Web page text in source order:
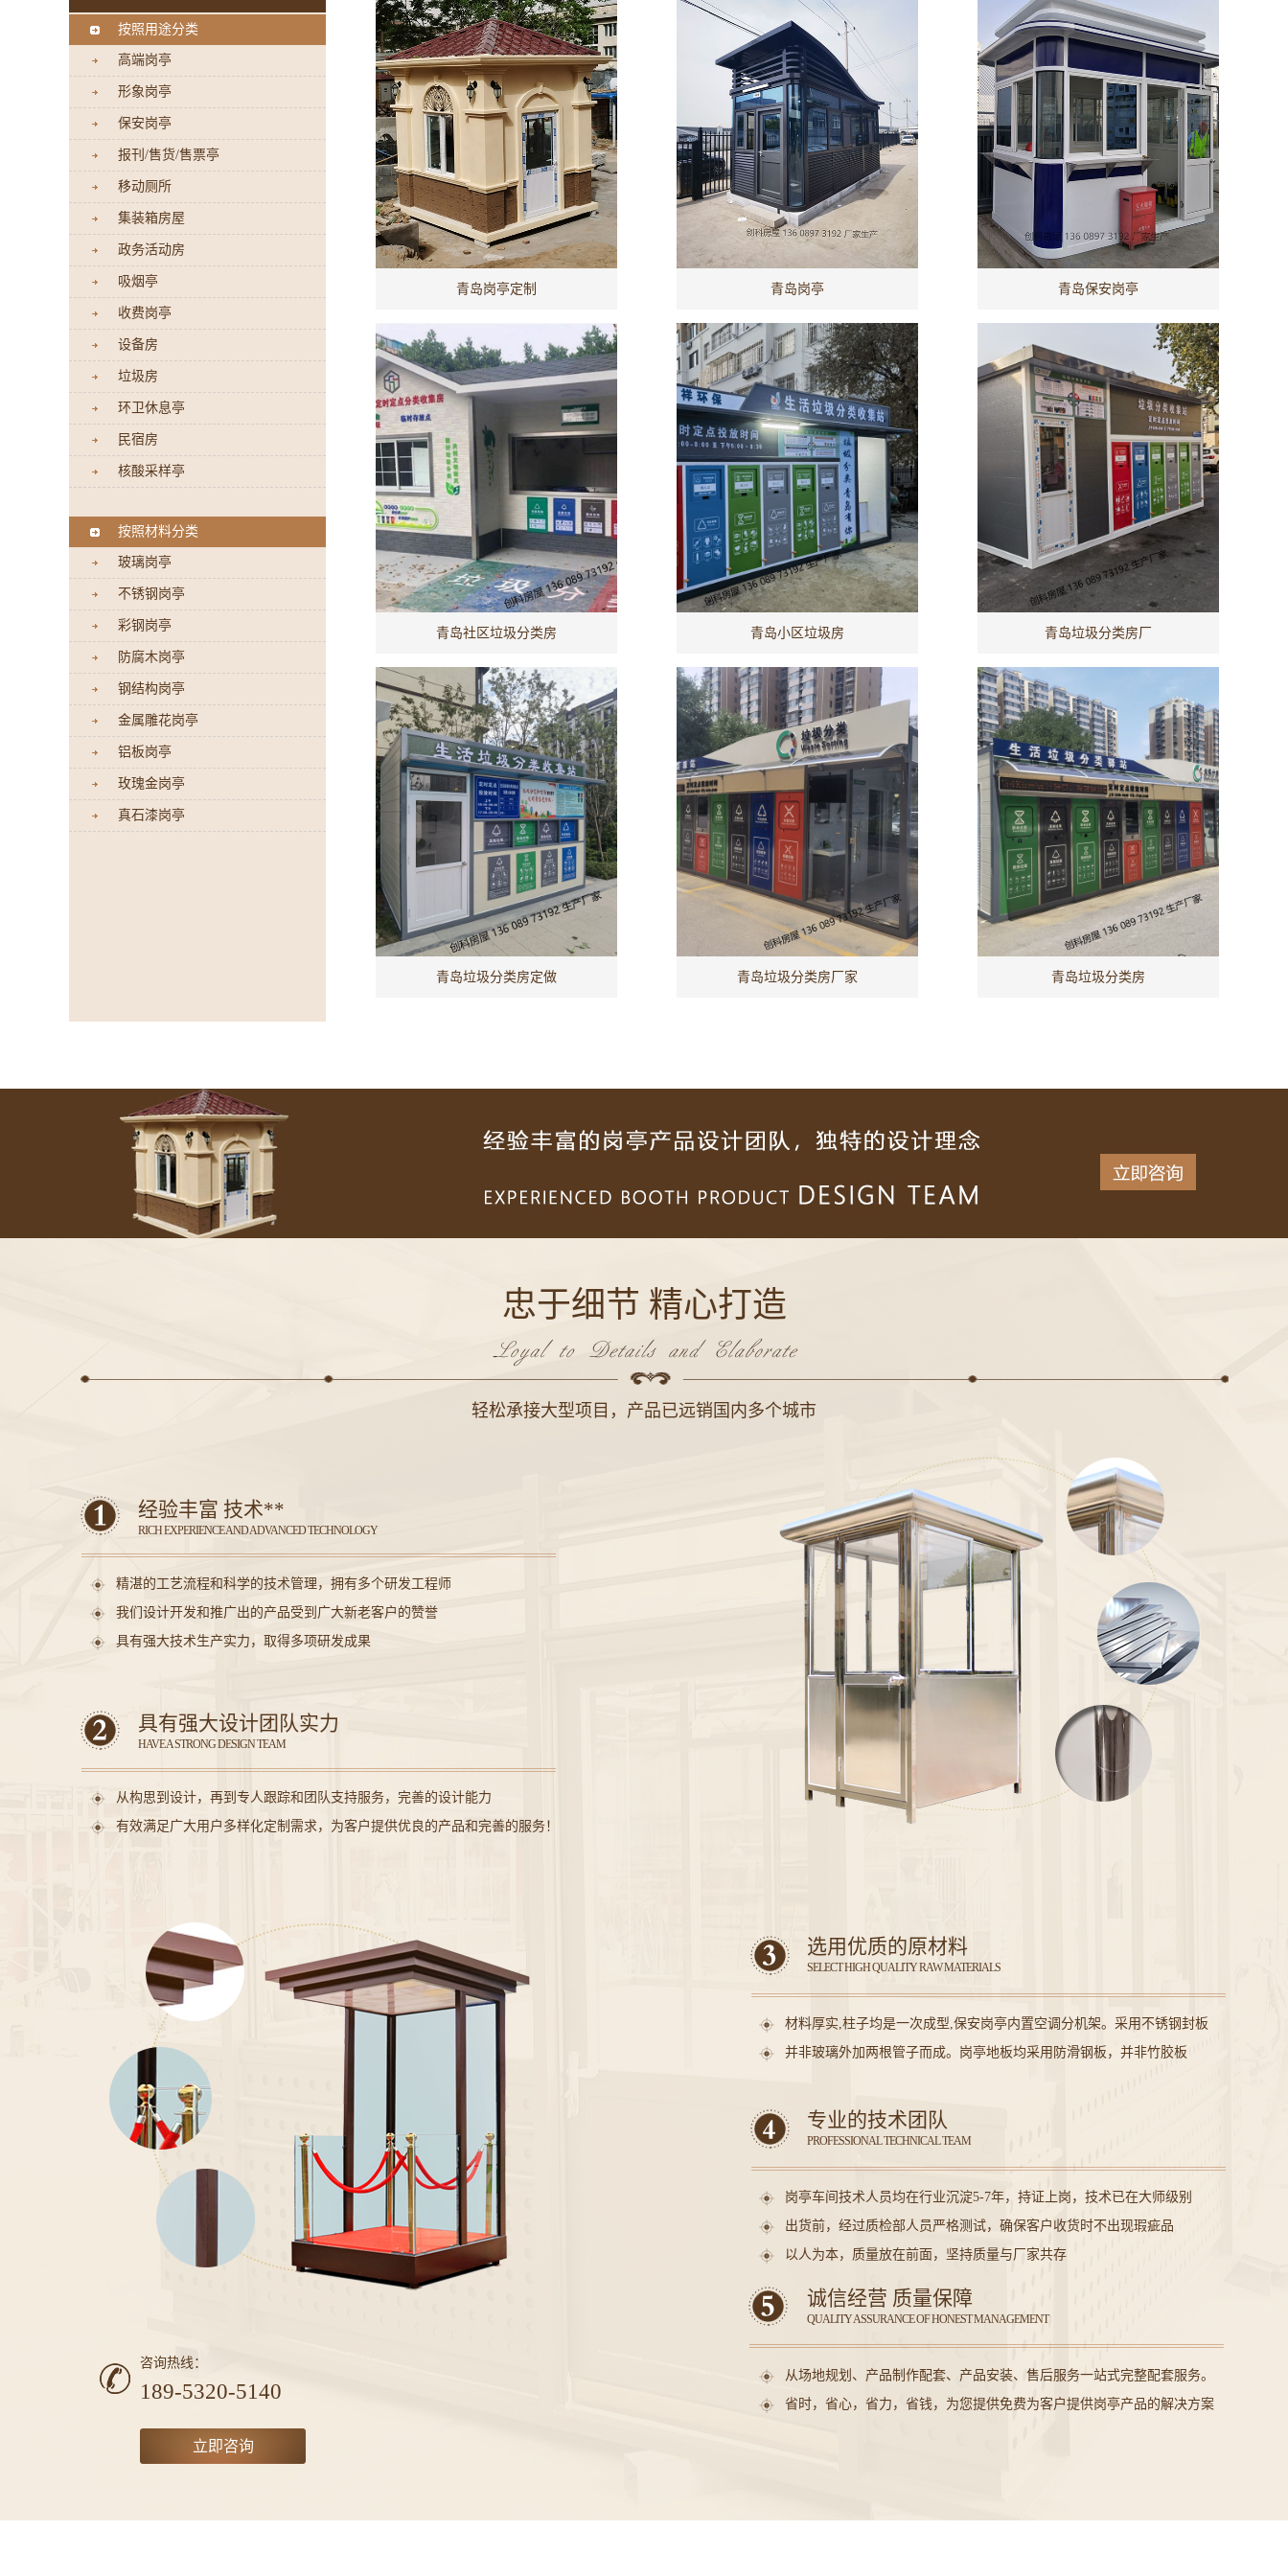
按照用途分类
高端岗亭
形象岗亭
保安岗亭
报刊/售货/售票亭
移动厕所
集装箱房屋
政务活动房
吸烟亭
收费岗亭
设备房
垃圾房
环卫休息亭
民宿房
核酸采样亭
按照材料分类
玻璃岗亭
不锈钢岗亭
彩钢岗亭
防腐木岗亭
钢结构岗亭
金属雕花岗亭
铝板岗亭
玫瑰金岗亭
真石漆岗亭
青岛岗亭定制 青岛岗亭 青岛保安岗亭
青岛社区垃圾分类房 青岛小区垃圾房 青岛垃圾分类房厂
青岛垃圾分类房定做 青岛垃圾分类房厂家 青岛垃圾分类房
忠于细节 精心打造
轻松承接大型项目，产品已远销国内多个城市
经验丰富 技术**
RICH EXPERIENCE AND ADVANCED TECHNOLOGY
精湛的工艺流程和科学的技术管理，拥有多个研发工程师
我们设计开发和推广出的产品受到广大新老客户的赞誉
具有强大技术生产实力，取得多项研发成果
具有强大设计团队实力
HAVE A STRONG DESIGN TEAM
从构思到设计，再到专人跟踪和团队支持服务，完善的设计能力
有效满足广大用户多样化定制需求，为客户提供优良的产品和完善的服务！
咨询热线：
189-5320-5140
立即咨询
选用优质的原材料
SELECT HIGH QUALITY RAW MATERIALS
材料厚实,柱子均是一次成型,保安岗亭内置空调分机架。采用不锈钢封板
并非玻璃外加两根管子而成。岗亭地板均采用防滑钢板，并非竹胶板
专业的技术团队
PROFESSIONAL TECHNICAL TEAM
岗亭车间技术人员均在行业沉淀5-7年，持证上岗，技术已在大师级别
出货前，经过质检部人员严格测试，确保客户收货时不出现瑕疵品
以人为本，质量放在前面，坚持质量与厂家共存
诚信经营 质量保障
QUALITY ASSURANCE OF HONEST MANAGEMENT
从场地规划、产品制作配套、产品安装、售后服务一站式完整配套服务。
省时，省心，省力，省钱，为您提供免费为客户提供岗亭产品的解决方案